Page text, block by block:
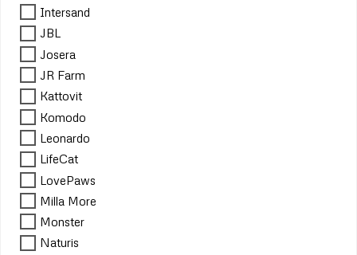
Intersand
JBL
Josera
JR Farm
Kattovit
Komodo
Leonardo
LifeCat
LovePaws
Milla More
Monster
Naturis